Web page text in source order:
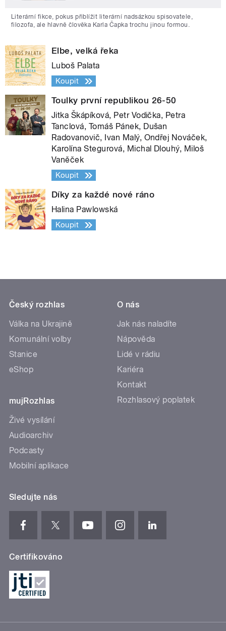
Literární fikce, pokus přiblížit literární nadsázkou spisovatele,
filozofa, ale hlavně člověka Karla Čapka trochu jinou formou.
Elbe, velká řeka
Luboš Palata
Koupit
Toulky první republikou 26-50
Jitka Škápíková, Petr Vodička, Petra
Tanclová, Tomáš Pánek, Dušan
Radovanovič, Ivan Malý, Ondřej Nováček,
Karolína Stegurová, Michal Dlouhý, Miloš
Vaněček
Koupit
Díky za každé nové ráno
Halina Pawlowská
Koupit
Český rozhlas
Válka na Ukrajině
Komunální volby
Stanice
eShop
mujRozhlas
Živé vysílání
Audioarchiv
Podcasty
Mobilní aplikace
O nás
Jak nás naladíte
Nápověda
Lidé v rádiu
Kariéra
Kontakt
Rozhlasový poplatek
Sledujte nás
Certifikováno